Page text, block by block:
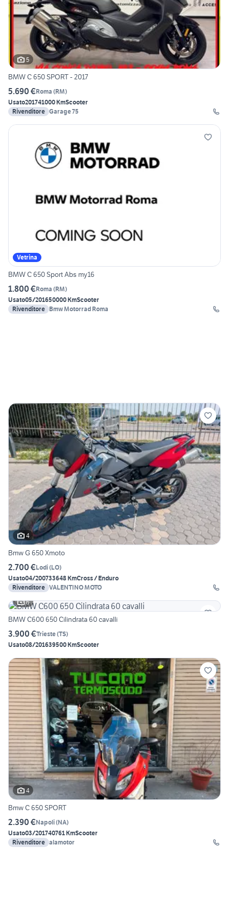
5
BMW C 650 SPORT - 2017
5.690 €Roma (RM)
Usato201741000 KmScooter
Rivenditore Garage 75
Vetrina
BMW C 650 Sport Abs my16
1.800 €Roma (RM)
Usato05/201650000 KmScooter
Rivenditore Bmw Motorrad Roma
4
Bmw G 650 Xmoto
2.700 €Lodi(LO)
Usato04/200733648 KmCross / Enduro
Rivenditore VALENTINO MOTO
6
BMW C600 650 Cilindrata 60 cavalli
3.900 €Trieste(TS)
Usato08/201639500 KmScooter
4
Bmw C 650 SPORT
2.390 €Napoli(NA)
Usato03/201740761 KmScooter
Rivenditore alamotor